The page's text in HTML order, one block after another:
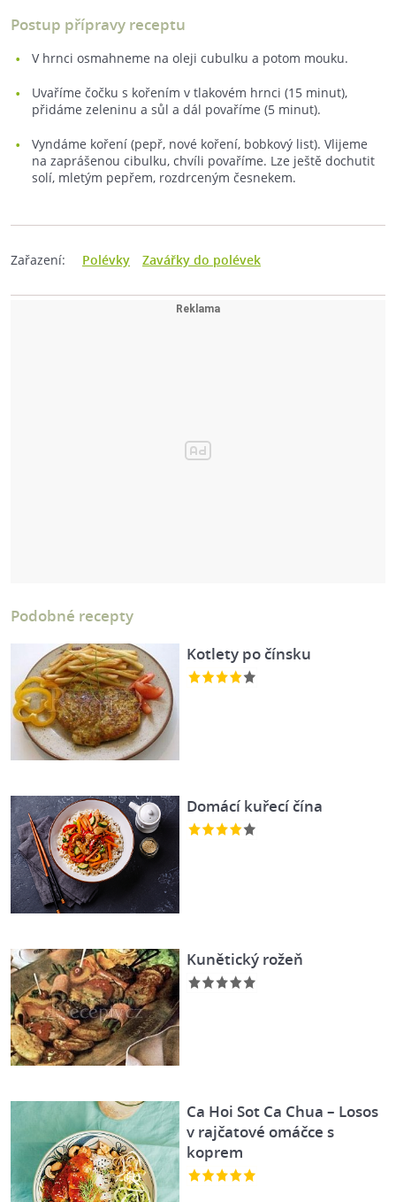
Postup přípravy receptu
V hrnci osmahneme na oleji cubulku a potom mouku.
Uvaříme čočku s kořením v tlakovém hrnci (15 minut),
přidáme zeleninu a sůl a dál povaříme (5 minut).
Vyndáme koření (pepř, nové koření, bobkový list). Vlijeme
na zaprášenou cibulku, chvíli povaříme. Lze ještě dochutit
solí, mletým pepřem, rozdrceným česnekem.
Zařazení: Polévky Zavářky do polévek
Podobné recepty
Kotlety po čínsku
Domácí kuřecí čína
Kunětický rožeň
Ca Hoi Sot Ca Chua – Losos
v rajčatové omáčce s
koprem